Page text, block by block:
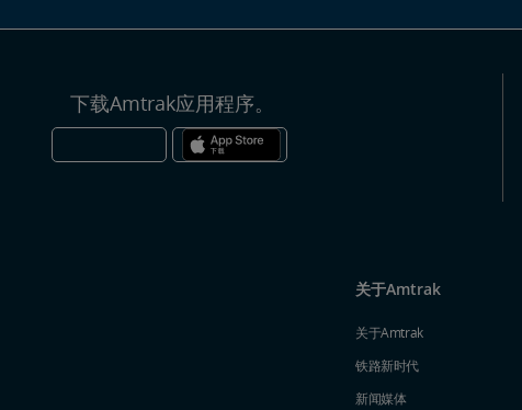
下载Amtrak应用程序。
关于Amtrak
关于Amtrak
铁路新时代
新闻媒体